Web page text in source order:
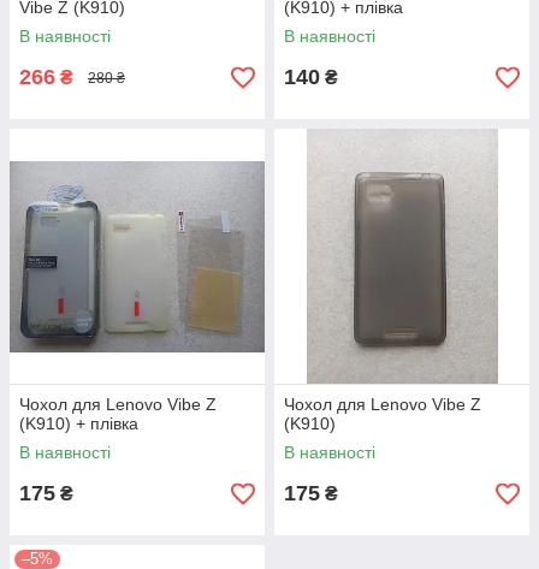
Vibe Z (K910)
В наявності
266 ₴ 280 ₴
(K910) + плівка
В наявності
140 ₴
Чохол для Lenovo Vibe Z
(K910) + плівка
В наявності
175 ₴
Чохол для Lenovo Vibe Z
(K910)
В наявності
175 ₴
–5%